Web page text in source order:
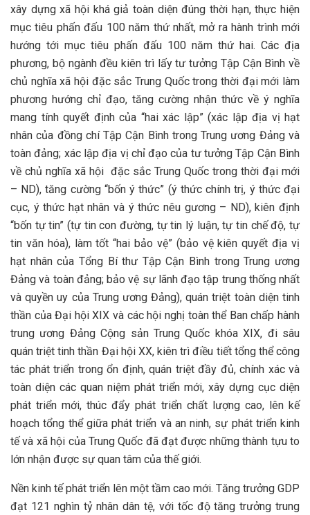
xây dựng xã hội khá giả toàn diện đúng thời hạn, thực hiện
mục tiêu phấn đấu 100 năm thứ nhất, mở ra hành trình mới
hướng tới mục tiêu phấn đấu 100 năm thứ hai. Các địa
phương, bộ ngành đều kiên trì lấy tư tưởng Tập Cận Bình về
chủ nghĩa xã hội đặc sắc Trung Quốc trong thời đại mới làm
phương hướng chỉ đạo, tăng cường nhận thức về ý nghĩa
mang tính quyết định của “hai xác lập” (xác lập địa vị hạt
nhân của đồng chí Tập Cận Bình trong Trung ương Đảng và
toàn đảng; xác lập địa vị chỉ đạo của tư tưởng Tập Cận Bình
về chủ nghĩa xã hội đặc sắc Trung Quốc trong thời đại mới
– ND), tăng cường “bốn ý thức” (ý thức chính trị, ý thức đại
cục, ý thức hạt nhân và ý thức nêu gương – ND), kiên định
“bốn tự tin” (tự tin con đường, tự tin lý luận, tự tin chế độ, tự
tin văn hóa), làm tốt “hai bảo vệ” (bảo vệ kiên quyết địa vị
hạt nhân của Tổng Bí thư Tập Cận Bình trong Trung ương
Đảng và toàn đảng; bảo vệ sự lãnh đạo tập trung thống nhất
và quyền uy của Trung ương Đảng), quán triệt toàn diện tinh
thần của Đại hội XIX và các hội nghị toàn thể Ban chấp hành
trung ương Đảng Cộng sản Trung Quốc khóa XIX, đi sâu
quán triệt tinh thần Đại hội XX, kiên trì điều tiết tổng thể công
tác phát triển trong ổn định, quán triệt đầy đủ, chính xác và
toàn diện các quan niệm phát triển mới, xây dựng cục diện
phát triển mới, thúc đẩy phát triển chất lượng cao, lên kế
hoạch tổng thể giữa phát triển và an ninh, sự phát triển kinh
tế và xã hội của Trung Quốc đã đạt được những thành tựu to
lớn nhận được sự quan tâm của thế giới.
Nền kinh tế phát triển lên một tầm cao mới. Tăng trưởng GDP
đạt 121 nghìn tỷ nhân dân tệ, với tốc độ tăng trưởng trung